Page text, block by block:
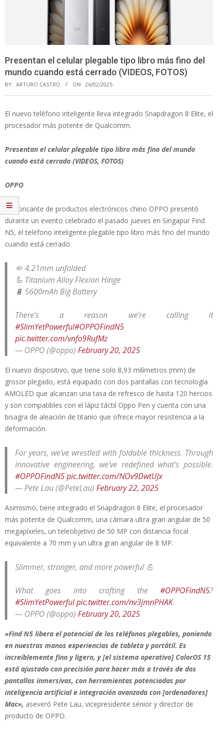
Presentan el celular plegable tipo libro más fino del
mundo cuando está cerrado (VIDEOS, FOTOS)
BY: ARTURO CASTRO ON: 26/02/2025
El nuevo teléfono inteligente lleva integrado Snapdragon 8 Elite, el
procesador más potente de Qualcomm.
Presentan el celular plegable tipo libro más fino del mundo
cuando está cerrado (VIDEOS, FOTOS)
OPPO
El fabricante de productos electrónicos chino OPPO presentó
durante un evento celebrado el pasado jueves en Singapur Find
N5, el teléfono inteligente plegable tipo libro más fino del mundo
cuando está cerrado.
🤏 4.21mm unfolded
🦾 Titanium Alloy Flexion Hinge
🔋 5600mAh Big Battery
There's a reason we're calling it
#SlimYetPowerful#OPPOFindN5
pic.twitter.com/vnfo9RufMz
— OPPO (@oppo) February 20, 2025
El nuevo dispositivo, que tiene solo 8,93 milímetros (mm) de
grosor plegado, está equipado con dos pantallas con tecnología
AMOLED que alcanzan una tasa de refresco de hasta 120 hercios
y son compatibles con el lápiz táctil Oppo Pen y cuenta con una
bisagra de aleación de titanio que ofrece mayor resistencia a la
deformación.
For years, we've wrestled with foldable thickness. Through
innovative engineering, we've redefined what's possible.
#OPPOFindN5pic.twitter.com/NOv9DwtUJx
— Pete Lau (@PeteLau) February 22, 2025
Asimismo, tiene integrado el Snapdragon 8 Elite, el procesador
más potente de Qualcomm, una cámara ultra gran angular de 50
megapíxeles, un teleobjetivo de 50 MP con distancia focal
equivalente a 70 mm y un ultra gran angular de 8 MP.
Slimmer, stronger, and more powerful 💪
What goes into crafting the #OPPOFindN5?
#SlimYetPowerfulpic.twitter.com/nv3jmnPHAK
— OPPO (@oppo) February 20, 2025
«Find N5 libera el potencial de los teléfonos plegables, poniendo
en nuestras manos experiencias de tableta y portátil. Es
increíblemente fino y ligero, y [el sistema operativo] ColorOS 15
está ajustado con precisión para hacer más a través de dos
pantallas inmersivas, con herramientas potenciadas por
inteligencia artificial e integración avanzada con [ordenadores]
Mac», aseveró Pete Lau, vicepresidente sénior y director de
producto de OPPO.